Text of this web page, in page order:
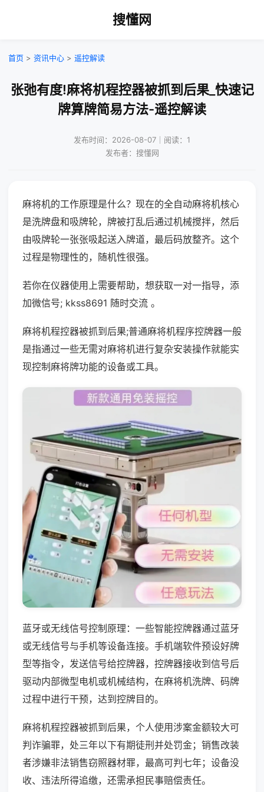
搜懂网
首页 > 资讯中心 > 遥控解读
张弛有度!麻将机程控器被抓到后果_快速记
牌算牌简易方法-遥控解读
发布时间：2026-08-07｜阅读：1
发布者：搜懂网
麻将机的工作原理是什么？现在的全自动麻将机核心
是洗牌盘和吸牌轮，牌被打乱后通过机械搅拌，然后
由吸牌轮一张张吸起送入牌道，最后码放整齐。这个
过程是物理性的，随机性很强。
若你在仪器使用上需要帮助，想获取一对一指导，添
加微信号; kkss8691 随时交流 。
麻将机程控器被抓到后果;普通麻将机程序控牌器一般
是指通过一些无需对麻将机进行复杂安装操作就能实
现控制麻将牌功能的设备或工具。
蓝牙或无线信号控制原理：一些智能控牌器通过蓝牙
或无线信号与手机等设备连接。手机端软件预设好牌
型等指令，发送信号给控牌器，控牌器接收到信号后
驱动内部微型电机或机械结构，在麻将机洗牌、码牌
过程中进行干预，达到控牌目的。
麻将机程控器被抓到后果，个人使用涉案金额较大可
判诈骗罪，处三年以下有期徒刑并处罚金；销售改装
者涉嫌非法销售窃照器材罪，最高可判七年；设备没
收、违法所得追缴，还需承担民事赔偿责任。